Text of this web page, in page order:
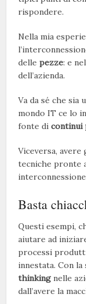
rispondere.
Nella mia
delle pezze: e
dell’azienda.
Va da sé che sia
mondo IT ce lo
fonte dicontinui
Viceversa,
tecniche pronte
Basta
Questi esempi,
aiutare ad
processi
innestata. Con
thinkingnelle
dall’avere la